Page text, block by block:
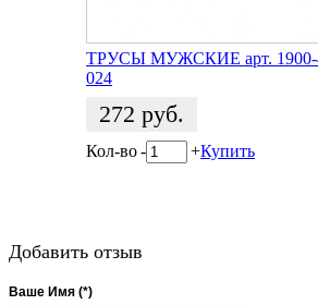
ТРУСЫ МУЖСКИЕ арт. 1900-
024
272 руб.
Кол-во- +Купить
Добавить отзыв
Ваше Имя (*)